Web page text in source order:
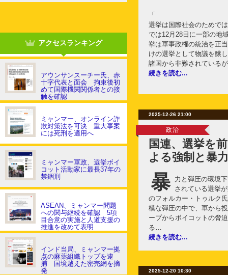
アクセスランキング
アウンサンスーチー氏、赤
十字代表と面会 拘束後初
めて国際機関関係者との接
触を確認
ミャンマー、オンライン詐
欺対策法を可決 重大事案
には死刑を適用へ
ミャンマー軍政、選挙ボイ
コット活動家に最長37年の
禁錮刑
ASEAN、ミャンマー問題
への関与継続を確認 5項
目合意の実施と人道支援の
推進を改めて表明
インド当局、ミャンマー拠
点の麻薬組織トップを逮
捕 国境越えた密売網を摘
発
「
選挙は国際社会のためで
では12月28日に一部の地
挙は軍事政権の統治を正
けの選挙として物議を醸
諸国から非難されている
続きを読む...
2025-12-26 21:00
政治
国連、選挙を
よる強制と暴
暴
力と弾圧の環境
されている選挙
のフォルカー・トゥルク
模な弾圧の中で、軍から
ープからボイコットの脅
る…
続きを読む...
2025-12-20 10:30